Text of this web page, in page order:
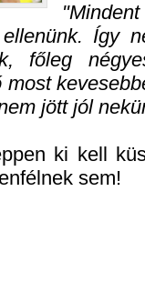
Így
főleg
jött jól
ki kell
sem!